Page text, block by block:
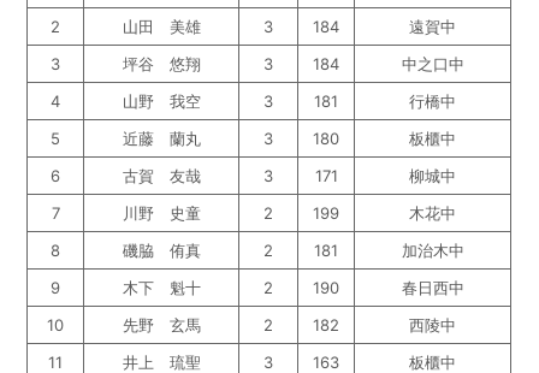
2
山田 美雄 3 184
遠賀中
3
坪谷 悠翔 3 184
中之口中
4
山野 我空 3 181
行橋中
5
近藤 蘭丸 3 180
板櫃中
6
古賀 友哉 3 171
柳城中
7
川野 史童 2 199
木花中
8
磯脇 侑真 2 181
加治木中
9
木下 魁十 2 190
春日西中
10
先野 玄馬 2 182
西陵中
11
井上 琉聖 3 163
板櫃中